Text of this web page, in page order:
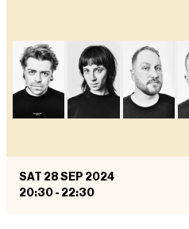
SAT 28 SEP 2024
20:30 - 22:30